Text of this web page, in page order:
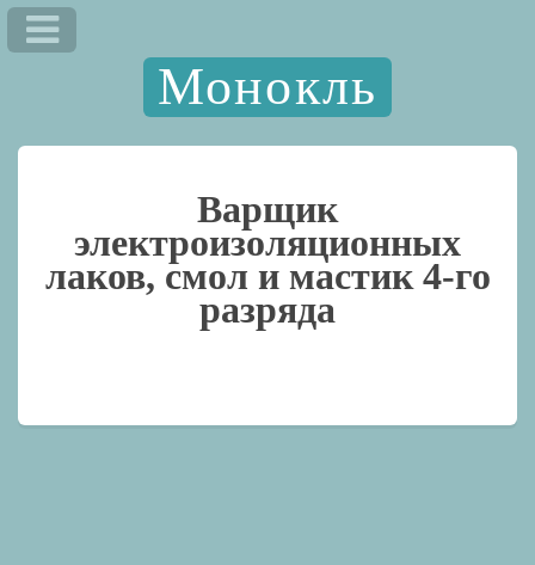
Монокль
Варщик
электроизоляционных
лаков, смол и мастик 4-го
разряда